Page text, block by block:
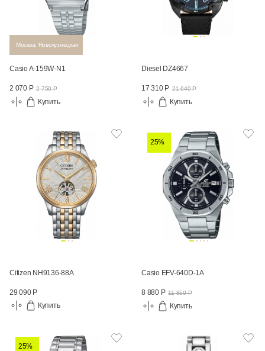
Москва: Новокузнецкая
Casio A-159W-N1
2 070 Р 2 750 Р
Купить
Diesel DZ4667
17 310 Р 21 640 Р
Купить
Citizen NH9136-88A
29 090 Р
Купить
25%
Casio EFV-640D-1A
8 880 Р 11 850 Р
Купить
25%